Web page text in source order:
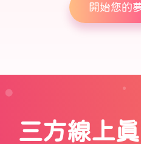
開始您的
三方線上